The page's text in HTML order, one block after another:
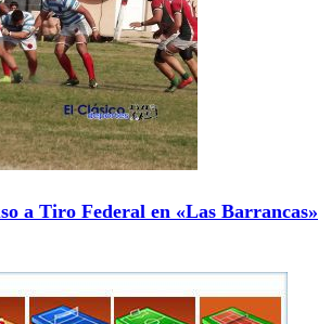
a Tiro Federal en «Las Barrancas»